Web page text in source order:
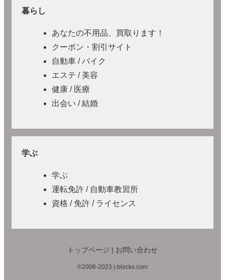
暮らし
あなたの不用品、買取ります！
クーポン・割引サイト
自動車 / バイク
エステ / 美容
健康 / 医療
出会い / 結婚
学ぶ
学ぶ
運転免許 / 自動車教習所
資格 / 免許 / ライセンス
トップページ | お問い合わせ
©2006-2023 j-blocks.com